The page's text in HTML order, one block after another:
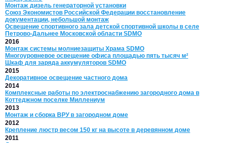
Монтаж дизель генераторной установки
Союз Экономистов Российской Федерации восстановление
документации, небольшой монтаж
Освещение спортивного зала детской спортивной школы в селе
Петрово-Дальнее Московской области SDMO
2016
Монтаж системы молниезащиты Храма SDMO
Многоуровневое освещение офиса площадью пять тысяч м²
Шкаф для заряда аккумуляторов SDMO
2015
Декоративное освещение частного дома
2014
Комплексные работы по электроснабжению загородного дома в
Коттеджном поселке Миллениум
2013
Монтаж и сборка ВРУ в загородном доме
2012
Крепление люстр весом 150 кг на высоте в деревянном доме
2011